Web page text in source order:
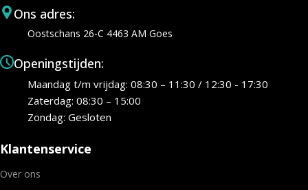
Ons adres:
Oostschans 26-C 4463 AM Goes
Openingstijden:
Maandag t/m vrijdag: 08:30 – 11:30 / 12:30 - 17:30
Zaterdag: 08:30 – 15:00
Zondag: Gesloten
Klantenservice
Over ons